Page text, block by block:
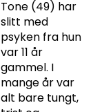
Tone (49) har
slitt med
psyken fra hun
var 11 år
gammel. I
mange år var
alt bare tungt,